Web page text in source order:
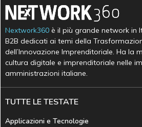
Nextwork360 è il più grande network in
B2B dedicati ai temi della
dell’Innovazione Imprenditoriale. Ha la
cultura digitale e imprenditoriale nelle
amministrazioni italiane.
TUTTE LE TESTATE
Applicazioni e Tecnologie